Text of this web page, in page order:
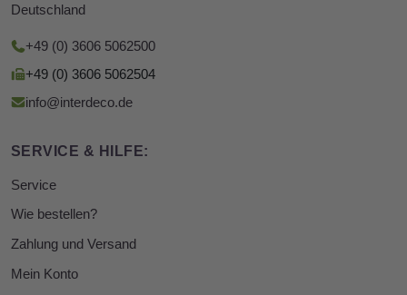
Deutschland
+49 (0) 3606 5062500
+49 (0) 3606 5062504
info@interdeco.de
SERVICE & HILFE:
Service
Wie bestellen?
Zahlung und Versand
Mein Konto